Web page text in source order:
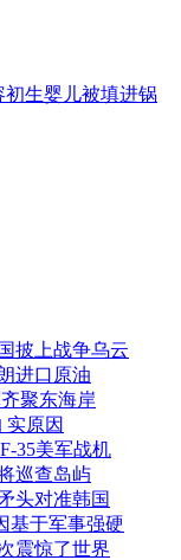
生婴儿被填进锅
披上战争乌云
进口原油
聚东海岸
实原因
35美军战机
巡查岛屿
头对准韩国
基于军事强硬
震惊了世界